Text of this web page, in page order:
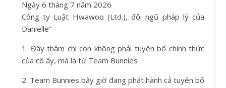
Ngày 6 tháng 7 năm 2026
Công ty Luật Hwawoo (Ltd.), đội ngũ pháp lý của
Danielle”
1. Đây thậm chí còn không phải tuyên bố chính thức
của cô ấy, mà là từ Team Bunnies
2. Team Bunnies bây giờ đang phát hành cả tuyên bố